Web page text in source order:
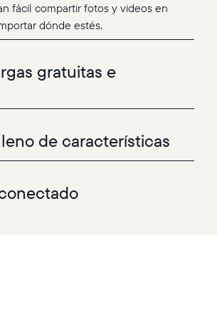
fácil compartir fotos y videos en
dónde estés.
gratuitas e
de características